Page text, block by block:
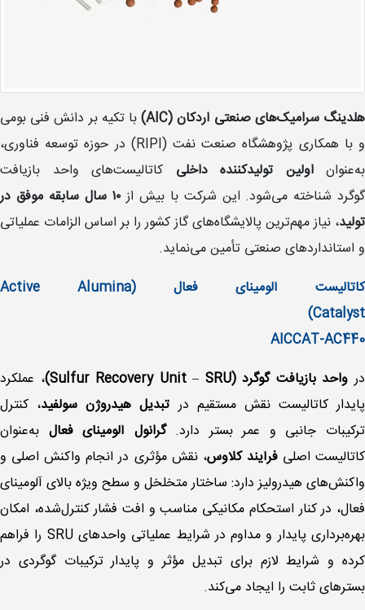
هلدینگ سرامیک‌های صنعتی اردکان (AIC)
با تکیه بر دانش فنی بومی
و با همکاری پژوهشگاه صنعت نفت (RIPI) در حوزه توسعه فناوری،
به‌عنواناولین تولیدکننده داخلی کاتالیست‌های واحد بازیافت
گوگرد شناخته می‌شود. این شرکت با بیش از
۱۰ سال سابقه موفق در
تولید، نیاز مهم‌ترین پالایشگاه‌های گاز کشور را بر اساس الزامات عملیاتی
و استانداردهای صنعتی تأمین می‌نماید.
کاتالیست آلومینای فعال (Active Alumina
Catalyst)
AICCAT-AC440
در واحد بازیافت گوگرد (Sulfur Recovery Unit – SRU)
، عملکرد
پایدار کاتالیست نقش مستقیم در تبدیل هیدروژن سولفید، کنترل
ترکیبات جانبی و عمر بستر دارد.گرانول آلومینای فعال به‌عنوان
کاتالیست اصلیفرآیند کلاوس، نقش مؤثری در انجام واکنش اصلی و
واکنش‌های هیدرولیز دارد: ساختار متخلخل و سطح ویژه بالای آلومینای
فعال، در کنار استحکام مکانیکی مناسب و افت فشار کنترل‌شده، امکان
بهره‌برداری پایدار و مداوم در شرایط عملیاتی واحدهای SRU را فراهم
کرده و شرایط لازم برای تبدیل مؤثر و پایدار ترکیبات گوگردی در
بسترهای ثابت را ایجاد می‌کند.